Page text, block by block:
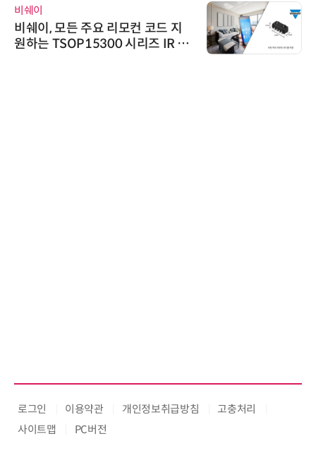
비쉐이
비쉐이, 모든 주요 리모컨 코드 지
원하는 TSOP15300 시리즈 IR 수
로그인 이용약관 개인정보취급방침
고충처리
사이트맵
PC버전